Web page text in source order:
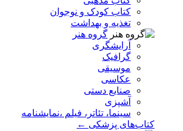
کتاب کودک و نوجوان
تغذیه و بهداشت
گروه هنر
آرایشگری
گرافیک
موسیقی
عکاسی
صنایع دستی
آشپزی
سینما، تئاتر، فیلم ،نمایشنامه
کتاب‌های پزشکی ←